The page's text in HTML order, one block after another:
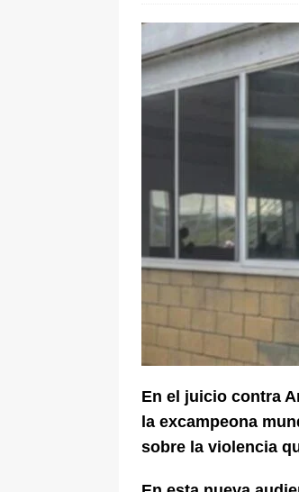
Espriella:
ÚLTIMO
En el juicio contra
la excampeona
sobre la violencia